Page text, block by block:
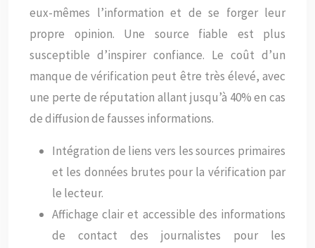
eux-mêmes l’information et de se forger leur
propre opinion. Une source fiable est plus
susceptible d’inspirer confiance. Le coût d’un
manque de vérification peut être très élevé, avec
une perte de réputation allant jusqu’à 40% en cas
de diffusion de fausses informations.
Intégration de liens vers les sources primaires
et les données brutes pour la vérification par
le lecteur.
Affichage clair et accessible des informations
de contact des journalistes pour les